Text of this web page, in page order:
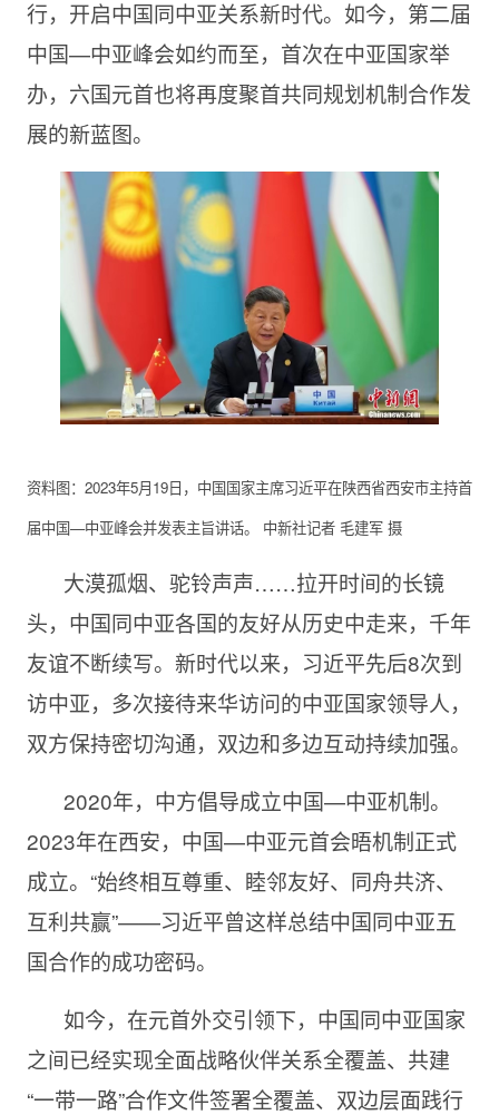
行，开启中国同中亚关系新时代。如今，第二届
中国—中亚峰会如约而至，首次在中亚国家举
办，六国元首也将再度聚首共同规划机制合作发
展的新蓝图。
资料图：2023年5月19日，中国国家主席习近平在陕西省西安市主持首
届中国—中亚峰会并发表主旨讲话。 中新社记者 毛建军 摄
大漠孤烟、驼铃声声……拉开时间的长镜
头，中国同中亚各国的友好从历史中走来，千年
友谊不断续写。新时代以来，习近平先后8次到
访中亚，多次接待来华访问的中亚国家领导人，
双方保持密切沟通，双边和多边互动持续加强。
2020年，中方倡导成立中国—中亚机制。
2023年在西安，中国—中亚元首会晤机制正式
成立。“始终相互尊重、睦邻友好、同舟共济、
互利共赢”——习近平曾这样总结中国同中亚五
国合作的成功密码。
如今，在元首外交引领下，中国同中亚国家
之间已经实现全面战略伙伴关系全覆盖、共建
“一带一路”合作文件签署全覆盖、双边层面践行